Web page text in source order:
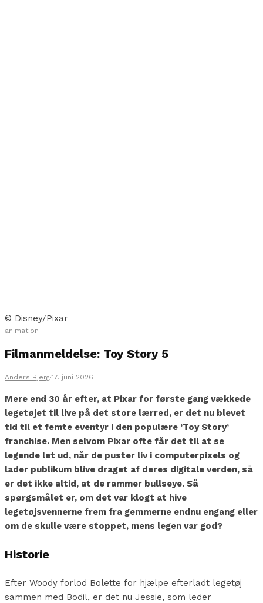
© Disney/Pixar
animation
Filmanmeldelse: Toy Story 5
Anders Bjerg·17. juni 2026
Mere end 30 år efter, at Pixar for første gang vækkede
legetøjet til live på det store lærred, er det nu blevet
tid til et femte eventyr i den populære ’Toy Story’
franchise. Men selvom Pixar ofte får det til at se
legende let ud, når de puster liv i computerpixels og
lader publikum blive draget af deres digitale verden, så
er det ikke altid, at de rammer bullseye. Så
spørgsmålet er, om det var klogt at hive
legetøjsvennerne frem fra gemmerne endnu engang eller
om de skulle være stoppet, mens legen var god?
Historie
Efter Woody forlod Bolette for hjælpe efterladt legetøj
sammen med Bodil, er det nu Jessie, som leder